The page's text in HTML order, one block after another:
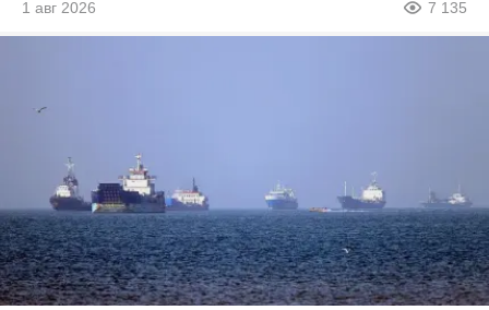
1 авг 2026 7 135